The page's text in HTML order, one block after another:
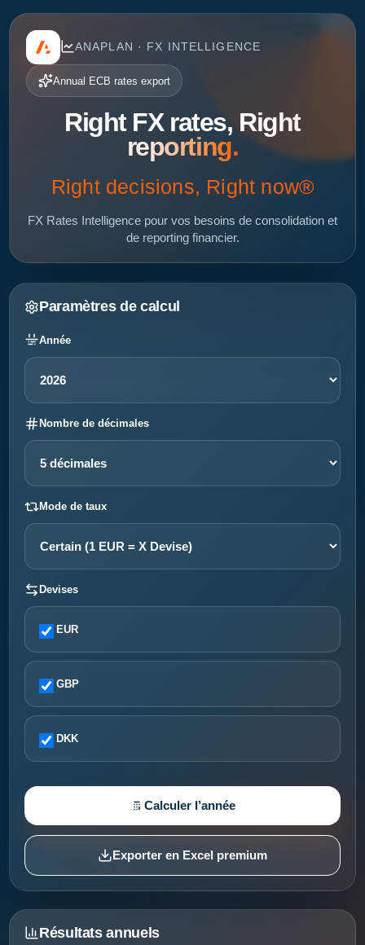
ANAPLAN · FX INTELLIGENCE
Annual ECB rates export
Right FX rates, Right
reporting.
Right decisions, Right now®
FX Rates Intelligence pour vos besoins de consolidation et
de reporting financier.
Paramètres de calcul
Année
Nombre de décimales
Mode de taux
Devises
EUR
GBP
DKK
Calculer l’année
Exporter en Excel premium
Résultats annuels